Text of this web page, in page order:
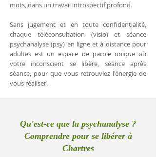
mots, dans un travail introspectif profond.
Sans jugement et en toute confidentialité,
chaque téléconsultation (visio) et séance
psychanalyse (psy) en ligne et à distance pour
adultes est un espace de parole unique où
votre inconscient se libère, séance après
séance, pour que vous retrouviez l'énergie de
vous réaliser.
Qu'est-ce que la psychanalyse ?
Comprendre pour se libérer à
Chartres